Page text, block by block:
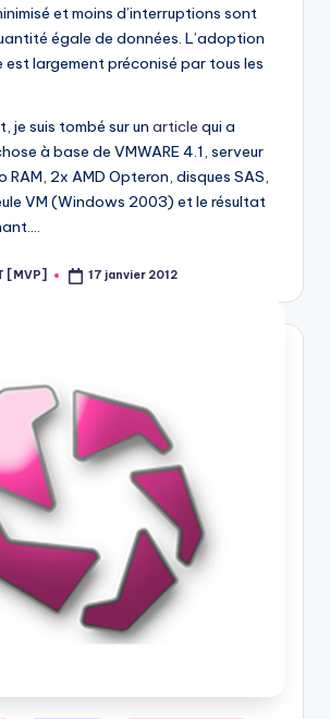
et moins d’interruptions sont
égale de données. L’adoption
est largement préconisé par tous les
je suis tombé sur un article qui a
à base de VMWARE 4.1, serveur
RAM, 2x AMD Opteron, disques SAS,
VM (Windows 2003) et le résultat
[MVP] 17 janvier 2012